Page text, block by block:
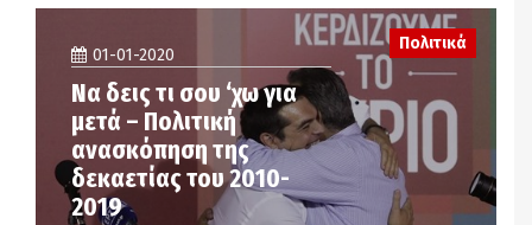
01-01-2020
Να δεις τι σου ‘χω για
μετά – Πολιτική
ανασκόπηση της
δεκαετίας του 2010-
2019
Πολιτικά